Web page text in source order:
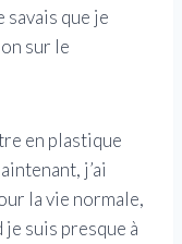
savais que je
sur le
en plastique
j’ai
la vie normale,
suis presque à